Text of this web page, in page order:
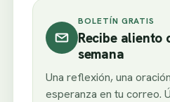
BOLETÍN GRATIS
Recibe aliento
semana
Una reflexión, una
esperanza en tu correo.